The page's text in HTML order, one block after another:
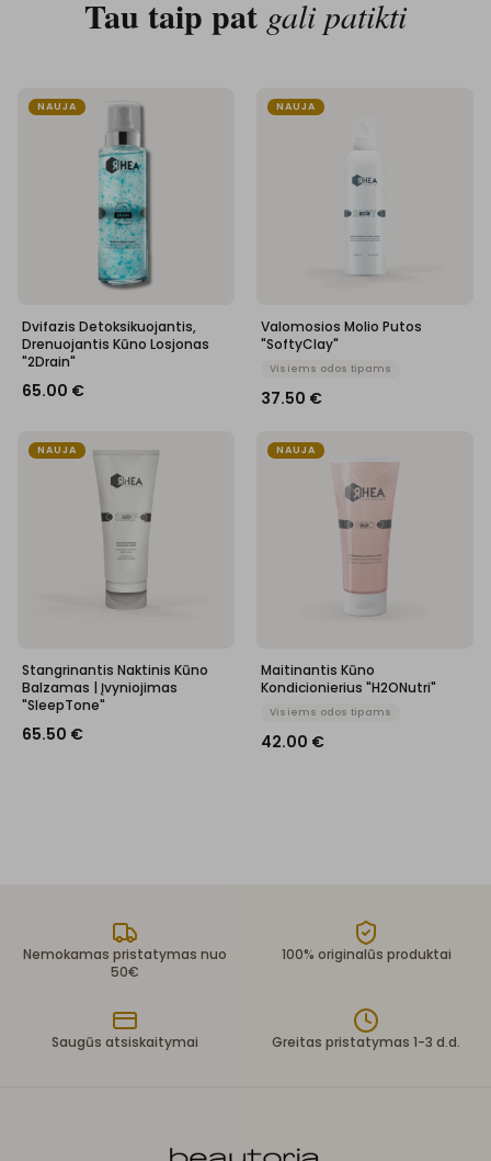
Tau taip pat gali patikti
NAUJA
Dvifazis Detoksikuojantis,
Drenuojantis Kūno Losjonas
"2Drain"
65.00 €
NAUJA
Valomosios Molio Putos
"SoftyClay"
Visiems odos tipams
37.50 €
NAUJA
Stangrinantis Naktinis Kūno
Balzamas | Įvyniojimas
"SleepTone"
65.50 €
NAUJA
Maitinantis Kūno
Kondicionierius "H2ONutri"
Visiems odos tipams
42.00 €
Nemokamas pristatymas nuo
50€
100% originalūs produktai
Saugūs atsiskaitymai Greitas pristatymas 1-3 d.d.